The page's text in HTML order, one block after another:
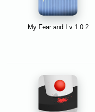
My Fear and I v 1.0.2